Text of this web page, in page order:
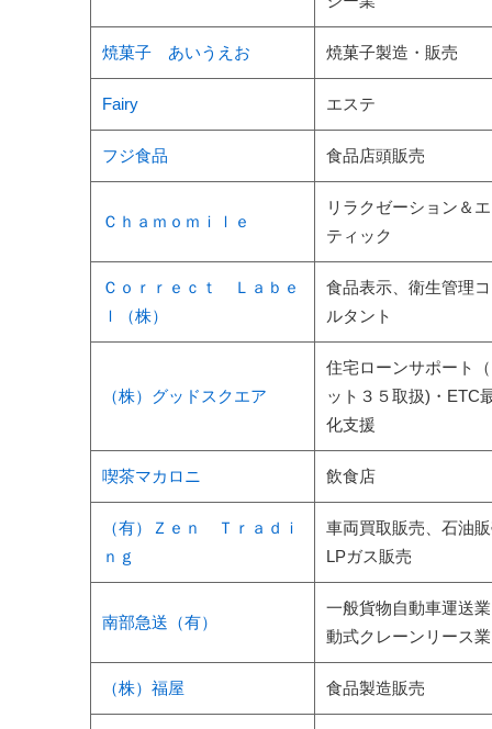
焼菓子 あいうえお 焼菓子製造・販売
Fairy エステ
フジ食品 食品店頭販売
Ｃｈａｍｏｍｉｌｅ
リラクゼーション＆
ティック
Ｃｏｒｒｅｃｔ Ｌａｂｅ
ｌ（株）
食品表示、衛生管理
ルタント
（株）グッドスクエア
住宅ローンサポート
ット３５取扱)・ETC
化支援
喫茶マカロニ 飲食店
（有）Ｚｅｎ Ｔｒａｄｉ
ｎｇ
車両買取販売、石油
LPガス販売
南部急送（有）
一般貨物自動車運送
動式クレーンリース業
（株）福屋 食品製造販売